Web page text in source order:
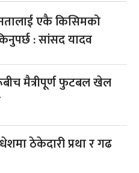
एकै किसिमको
: सांसद यादव
मैत्रीपूर्ण फुटबल खेल
ठेकेदारी प्रथा र गढ